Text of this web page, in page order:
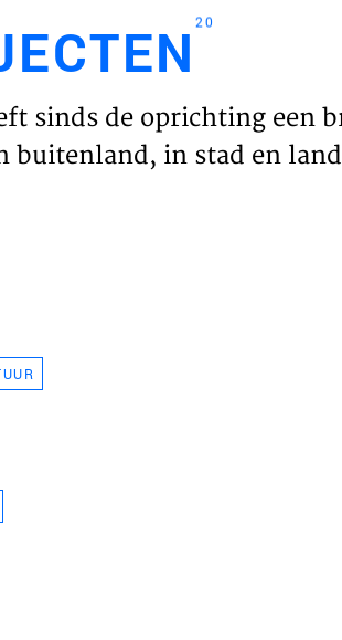
HOME
20
sinds de oprichting een
buitenland, in stad en